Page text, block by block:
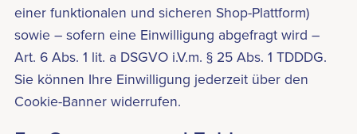
einer funktionalen und sicheren Shop-Plattform)
sowie – sofern eine Einwilligung abgefragt wird –
Art. 6 Abs. 1 lit. a DSGVO i.V.m. § 25 Abs. 1 TDDDG.
Sie können Ihre Einwilligung jederzeit über den
Cookie-Banner widerrufen.